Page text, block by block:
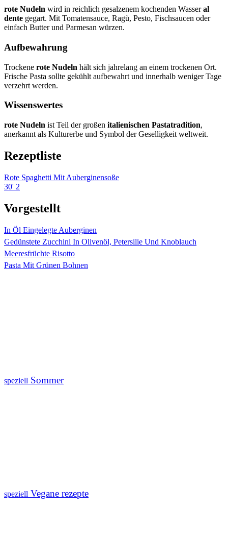
rote Nudeln wird in reichlich gesalzenem kochenden Wasseral
dente gegart. Mit Tomatensauce, Ragù, Pesto, Fischsaucen oder
einfach Butter und Parmesan würzen.
Aufbewahrung
Trockene rote Nudeln hält sich jahrelang an einem trockenen Ort.
Frische Pasta sollte gekühlt aufbewahrt und innerhalb weniger Tage
verzehrt werden.
Wissenswertes
rote Nudeln ist Teil der großen italienischen Pastatradition,
anerkannt als Kulturerbe und Symbol der Geselligkeit weltweit.
Rezeptliste
Rote Spaghetti Mit Auberginensoße
30' 2
Vorgestellt
In Öl Eingelegte Auberginen
Gedünstete Zucchini In Olivenöl, Petersilie Und Knoblauch
Meeresfrüchte Risotto
Pasta Mit Grünen Bohnen
speziell Sommer
speziell Vegane rezepte